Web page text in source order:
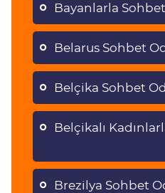
Bayanlarla Sohbet
Belarus Sohbet
Belçika Sohbet
Belçikalı
Brezilya Sohbet